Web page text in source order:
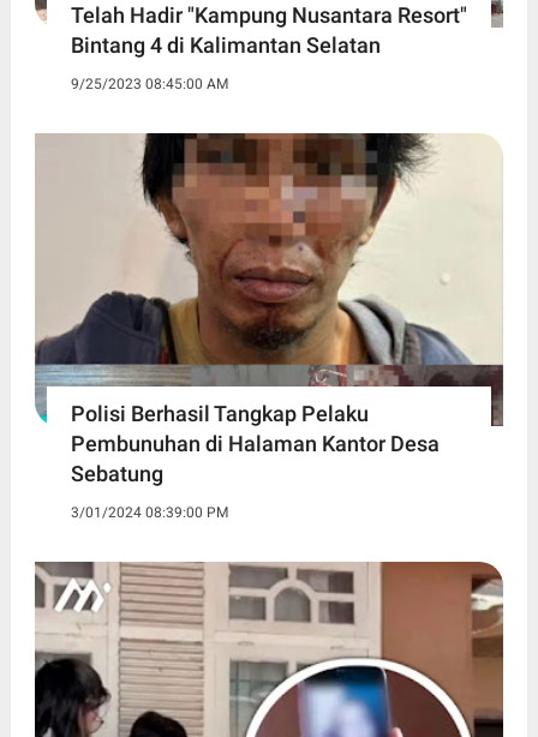
Telah Hadir "Kampung Nusantara Resort"
Bintang 4 di Kalimantan Selatan
9/25/2023 08:45:00 AM
Polisi Berhasil Tangkap Pelaku
Pembunuhan di Halaman Kantor Desa
Sebatung
3/01/2024 08:39:00 PM